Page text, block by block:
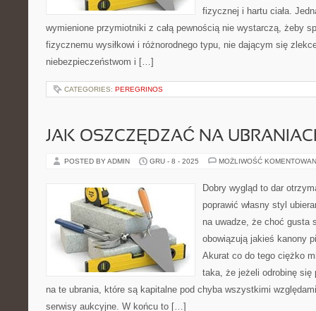
fizycznej i hartu ciała.
wymienione przymiotniki z całą pewnością nie wystarczą, żeby
fizycznemu wysiłkowi i różnorodnego typu, nie dającym się
niebezpieczeństwom i […]
CATEGORIES: PEREGRINOS
JAK OSZCZĘDZAĆ NA
POSTED BY ADMIN GRU - 8 - 2025 MOŻLIWOŚĆ
Dobry wygląd to dar
poprawić własny styl
na uwadze, że choć gusta
obowiązują jakieś kanony
Akurat co do tego ciężko
taka, że jeżeli odrobinę się
na te ubrania, które są kapitalne pod chyba wszystkimi
serwisy aukcyjne. W końcu to […]